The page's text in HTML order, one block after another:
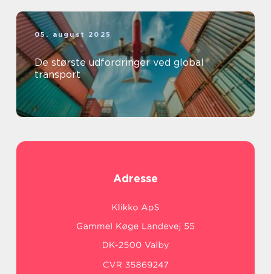
05. august 2025
De største udfordringer ved global
transport
Adresse